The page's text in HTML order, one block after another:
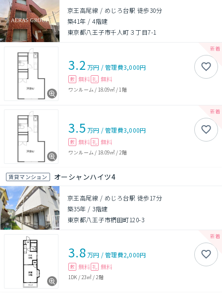
京王高尾線 / めじろ台駅 徒歩30分
築41年 /4階建
東京都八王子市千人町３丁目7-1
3.2 万円 /管理費3,000円
敷 無料 礼 無料
ワンルーム / 18.09㎡/ 1階
3.5 万円 /管理費3,000円
敷 無料 礼 無料
ワンルーム / 18.09㎡/ 2階
賃貸マンション オーシャンハイツ4
京王高尾線 / めじろ台駅 徒歩17分
築35年 / 3階建
東京都八王子市椚田町120-3
3.8万円 /管理費2,000円
敷 無料 礼 無料
1DK / 23㎡/ 2階